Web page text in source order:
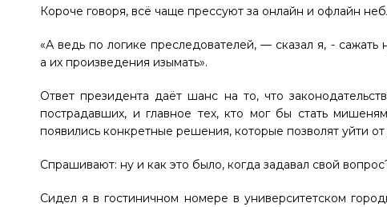
Короче говоря, всё чаще прессуют за онлайн и офлайн
«А ведь по логике преследователей, — сказал я, - сажать
а их произведения изымать».
Ответ президента даёт шанс на то, что
пострадавших, и главное тех, кто мог бы стать
появились конкретные решения, которые позволят уйти
Спрашивают: ну и как это было, когда задавал свой
Сидел я в гостиничном номере в университетском